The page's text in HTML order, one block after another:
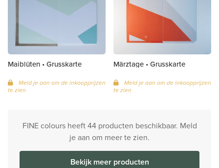
Maiblüten • Grusskarte
Meld je aan om de inkoopprijzen
te zien
Märztage • Grusskarte
Meld je aan om de inkoopprijzen
te zien
FINE colours heeft 44 producten beschikbaar. Meld
je aan om meer te zien.
Bekijk meer producten